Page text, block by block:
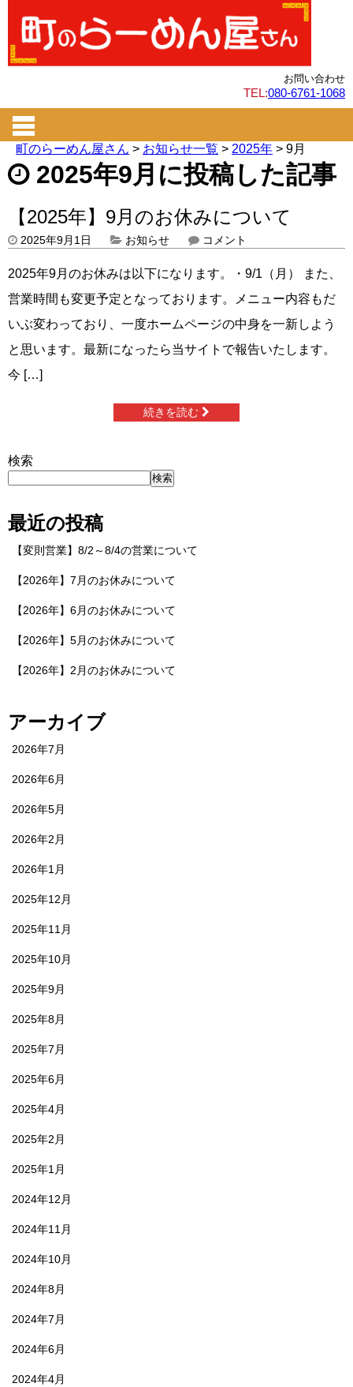
お問い合わせ
TEL:080-6761-1068
町のらーめん屋さん > お知らせ一覧 > 2025年 > 9月
2025年9月に投稿した記事
【2025年】9月のお休みについて
2025年9月1日 お知らせ コメント
2025年9月のお休みは以下になります。・9/1（月） また、
営業時間も変更予定となっております。メニュー内容もだ
いぶ変わっており、一度ホームページの中身を一新しよう
と思います。最新になったら当サイトで報告いたします。
今 […]
続きを読む
検索
検索
最近の投稿
【変則営業】8/2～8/4の営業について
【2026年】7月のお休みについて
【2026年】6月のお休みについて
【2026年】5月のお休みについて
【2026年】2月のお休みについて
アーカイブ
2026年7月
2026年6月
2026年5月
2026年2月
2026年1月
2025年12月
2025年11月
2025年10月
2025年9月
2025年8月
2025年7月
2025年6月
2025年4月
2025年2月
2025年1月
2024年12月
2024年11月
2024年10月
2024年8月
2024年7月
2024年6月
2024年4月